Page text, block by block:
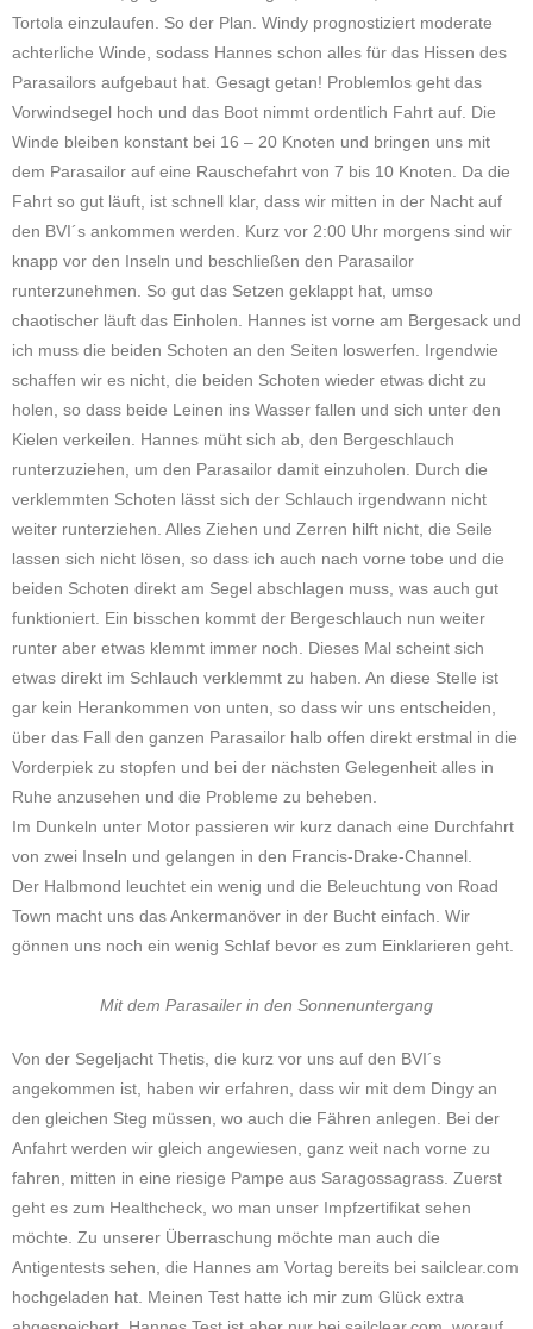
Tortola einzulaufen. So der Plan. Windy prognostiziert moderate
achterliche Winde, sodass Hannes schon alles für das Hissen des
Parasailors aufgebaut hat. Gesagt getan! Problemlos geht das
Vorwindsegel hoch und das Boot nimmt ordentlich Fahrt auf. Die
Winde bleiben konstant bei 16 – 20 Knoten und bringen uns mit
dem Parasailor auf eine Rauschefahrt von 7 bis 10 Knoten. Da die
Fahrt so gut läuft, ist schnell klar, dass wir mitten in der Nacht auf
den BVI´s ankommen werden. Kurz vor 2:00 Uhr morgens sind wir
knapp vor den Inseln und beschließen den Parasailor
runterzunehmen. So gut das Setzen geklappt hat, umso
chaotischer läuft das Einholen. Hannes ist vorne am Bergesack und
ich muss die beiden Schoten an den Seiten loswerfen. Irgendwie
schaffen wir es nicht, die beiden Schoten wieder etwas dicht zu
holen, so dass beide Leinen ins Wasser fallen und sich unter den
Kielen verkeilen. Hannes müht sich ab, den Bergeschlauch
runterzuziehen, um den Parasailor damit einzuholen. Durch die
verklemmten Schoten lässt sich der Schlauch irgendwann nicht
weiter runterziehen. Alles Ziehen und Zerren hilft nicht, die Seile
lassen sich nicht lösen, so dass ich auch nach vorne tobe und die
beiden Schoten direkt am Segel abschlagen muss, was auch gut
funktioniert. Ein bisschen kommt der Bergeschlauch nun weiter
runter aber etwas klemmt immer noch. Dieses Mal scheint sich
etwas direkt im Schlauch verklemmt zu haben. An diese Stelle ist
gar kein Herankommen von unten, so dass wir uns entscheiden,
über das Fall den ganzen Parasailor halb offen direkt erstmal in die
Vorderpiek zu stopfen und bei der nächsten Gelegenheit alles in
Ruhe anzusehen und die Probleme zu beheben.
Im Dunkeln unter Motor passieren wir kurz danach eine Durchfahrt
von zwei Inseln und gelangen in den Francis-Drake-Channel.
Der Halbmond leuchtet ein wenig und die Beleuchtung von Road
Town macht uns das Ankermanöver in der Bucht einfach. Wir
gönnen uns noch ein wenig Schlaf bevor es zum Einklarieren geht.
Mit dem Parasailer in den Sonnenuntergang
Von der Segeljacht Thetis, die kurz vor uns auf den BVI´s
angekommen ist, haben wir erfahren, dass wir mit dem Dingy an
den gleichen Steg müssen, wo auch die Fähren anlegen. Bei der
Anfahrt werden wir gleich angewiesen, ganz weit nach vorne zu
fahren, mitten in eine riesige Pampe aus Saragossagrass. Zuerst
geht es zum Healthcheck, wo man unser Impfzertifikat sehen
möchte. Zu unserer Überraschung möchte man auch die
Antigentests sehen, die Hannes am Vortag bereits bei sailclear.com
hochgeladen hat. Meinen Test hatte ich mir zum Glück extra